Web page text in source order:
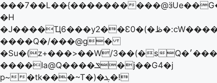
���7��L��{�������
�H
�J����Ҵ6���y2��Ɛ0�(�ڟ�:cW������RS�7�u�~dh�Bn'-
����Q�/���@g�
�Su�(z+���>��W/3��(�sQ�׳�����H�AL�6�SD��)���5�U-/
����la@Q����ݏ�j��G4�j
p~�tk���~T�)�ܔ�!